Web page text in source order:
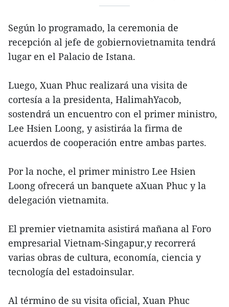
Según lo programado, la ceremonia de
recepción al jefe de gobiernovietnamita tendrá
lugar en el Palacio de Istana.
Luego, Xuan Phuc realizará una visita de
cortesía a la presidenta, HalimahYacob,
sostendrá un encuentro con el primer ministro,
Lee Hsien Loong, y asistiráa la firma de
acuerdos de cooperación entre ambas partes.
Por la noche, el primer ministro Lee Hsien
Loong ofrecerá un banquete aXuan Phuc y la
delegación vietnamita.
El premier vietnamita asistirá mañana al Foro
empresarial Vietnam-Singapur,y recorrerá
varias obras de cultura, economía, ciencia y
tecnología del estadoinsular.
Al término de su visita oficial, Xuan Phuc